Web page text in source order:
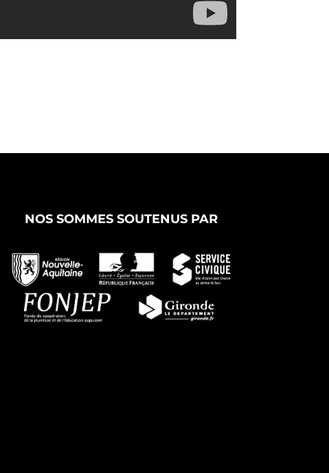
NOS SOMMES SOUTENUS PAR